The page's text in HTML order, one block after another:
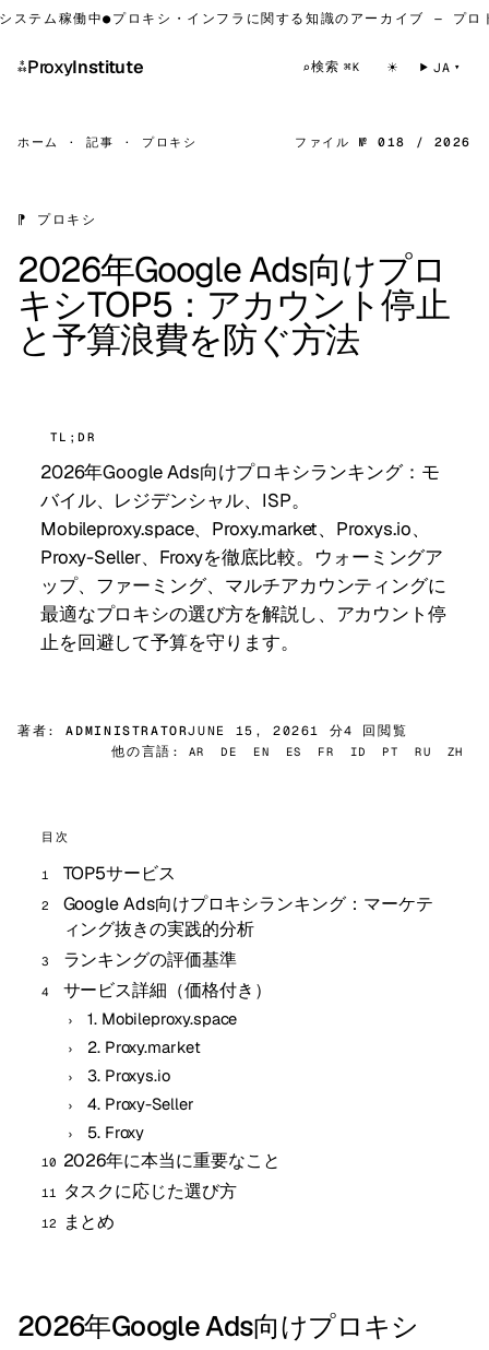
ム稼働中●プロキシ・インフラに関する知識のアーカイブ — プロトコ
⁂ProxyInstitute ⌕検索 ⌘K ☀ JA
ホーム · 記事 · プロキシ ファイル № 018 / 2026
⁋ プロキシ
2026年Google Ads向けプロ
キシTOP5：アカウント停止
と予算浪費を防ぐ方法
TL;DR
2026年Google Ads向けプロキシランキング：モ
バイル、レジデンシャル、ISP。
Mobileproxy.space、Proxy.market、Proxys.io、
Proxy-Seller、Froxyを徹底比較。ウォーミングア
ップ、ファーミング、マルチアカウンティングに
最適なプロキシの選び方を解説し、アカウント停
止を回避して予算を守ります。
著者: ADMINISTRATORJUNE 15, 20261 分4 回閲覧
他の言語:
AR DE EN ES FR ID PT RU ZH
目次
TOP5サービス
Google Ads向けプロキシランキング：マーケテ
ィング抜きの実践的分析
ランキングの評価基準
サービス詳細（価格付き）
1. Mobileproxy.space
2. Proxy.market
3. Proxys.io
4. Proxy-Seller
5. Froxy
2026年に本当に重要なこと
タスクに応じた選び方
まとめ
2026年Google Ads向けプロキシ